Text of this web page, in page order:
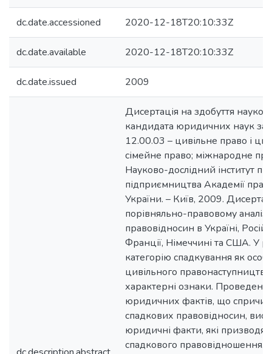
dc.date.accessioned 2020-12-18T20:10:33Z
dc.date.available 2020-12-18T20:10:33Z
dc.date.issued 2009
Дисертація на здобуття
кандидата юридичних наук за
12.00.03 – цивільне право і
сімейне право; міжнародне
Науково-дослідний інститут
підприємництва Академії
України. – Київ, 2009.
порівняльно-правовому
правовідносин в Україні,
Франції, Німеччині та США. У
категорію спадкування як
цивільного
характерні ознаки. Проведено
юридичних фактів, що
спадкових правовідносин,
юридичні факти, які
спадкового правовідношення.